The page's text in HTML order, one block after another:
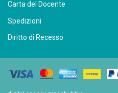
Carta del Docente
Spedizioni
Diritto di Recesso